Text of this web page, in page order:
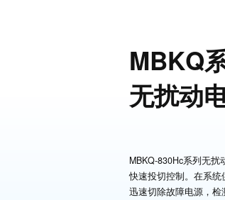
MBKQ
无扰动
MBKQ-830Hc系列无
快速投切控制。在系统
迅速切除故障电源，